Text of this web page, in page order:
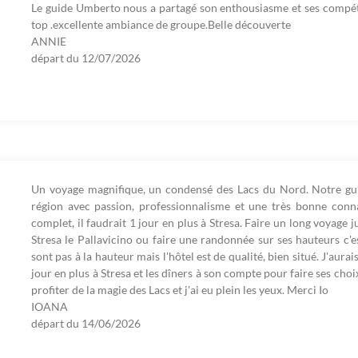
Le guide Umberto nous a partagé son enthousiasme et ses
top .excellente ambiance de groupe.Belle découverte
ANNIE
départ du 12/07/2026
Un voyage magnifique, un condensé des Lacs du Nord. Notre
région avec passion, professionnalisme et une très bonne
complet, il faudrait 1 jour en plus à Stresa. Faire un long voyage
Stresa le Pallavicino ou faire une randonnée sur ses hauteurs
sont pas à la hauteur mais l'hôtel est de qualité, bien situé.
jour en plus à Stresa et les dîners à son compte pour faire ses
profiter de la magie des Lacs et j'ai eu plein les yeux. Merci Io
IOANA
départ du 14/06/2026